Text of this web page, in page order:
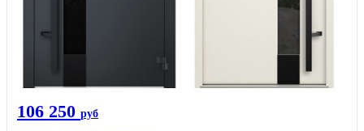
106 250 руб